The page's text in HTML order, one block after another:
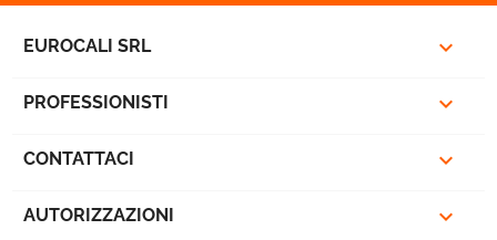
EUROCALI SRL 
PROFESSIONISTI 
CONTATTACI 
AUTORIZZAZIONI 